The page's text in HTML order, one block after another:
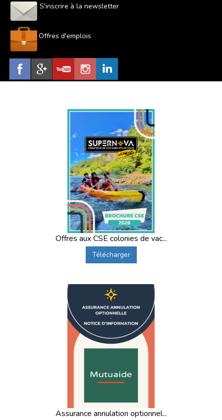
S'inscrire à la newsletter
Offres d'emplois
Offres aux CSE colonies de vac...
Télécharger
Assurance annulation optionnel...